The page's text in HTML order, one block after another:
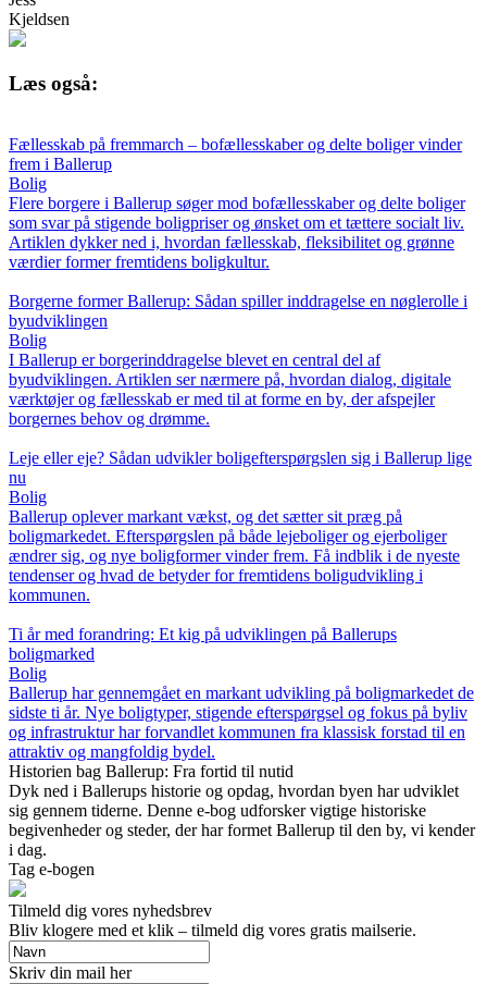
Kjeldsen
Læs også:
Fællesskab på fremmarch – bofællesskaber og delte boliger vinder
frem i Ballerup
Bolig
Flere borgere i Ballerup søger mod bofællesskaber og delte boliger
som svar på stigende boligpriser og ønsket om et tættere socialt liv.
Artiklen dykker ned i, hvordan fællesskab, fleksibilitet og grønne
værdier former fremtidens boligkultur.
Borgerne former Ballerup: Sådan spiller inddragelse en nøglerolle i
byudviklingen
Bolig
I Ballerup er borgerinddragelse blevet en central del af
byudviklingen. Artiklen ser nærmere på, hvordan dialog, digitale
værktøjer og fællesskab er med til at forme en by, der afspejler
borgernes behov og drømme.
Leje eller eje? Sådan udvikler boligefterspørgslen sig i Ballerup lige
nu
Bolig
Ballerup oplever markant vækst, og det sætter sit præg på
boligmarkedet. Efterspørgslen på både lejeboliger og ejerboliger
ændrer sig, og nye boligformer vinder frem. Få indblik i de nyeste
tendenser og hvad de betyder for fremtidens boligudvikling i
kommunen.
Ti år med forandring: Et kig på udviklingen på Ballerups
boligmarked
Bolig
Ballerup har gennemgået en markant udvikling på boligmarkedet de
sidste ti år. Nye boligtyper, stigende efterspørgsel og fokus på byliv
og infrastruktur har forvandlet kommunen fra klassisk forstad til en
attraktiv og mangfoldig bydel.
Historien bag Ballerup: Fra fortid til nutid
Dyk ned i Ballerups historie og opdag, hvordan byen har udviklet
sig gennem tiderne. Denne e-bog udforsker vigtige historiske
begivenheder og steder, der har formet Ballerup til den by, vi kender
i dag.
Tag e-bogen
Tilmeld dig vores nyhedsbrev
Bliv klogere med et klik – tilmeld dig vores gratis mailserie.
Skriv din mail her